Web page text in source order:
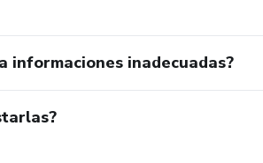
informaciones inadecuadas?